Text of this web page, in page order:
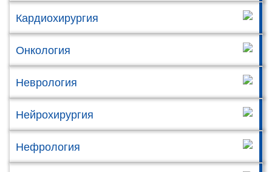
Кардиохирургия
Онкология
Неврология
Нейрохирургия
Нефрология